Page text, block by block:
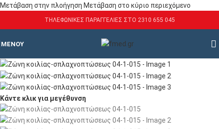
Μετάβαση στην πλοήγηση Μετάβαση στο κύριο περιεχόμενο
ΤΗΛΕΦΩΝΙΚΕΣ ΠΑΡΑΓΓΕΛΙΕΣ ΣΤΟ 2310 655 045
ΜΕΝΟΎ
Κάντε κλικ για μεγέθυνση